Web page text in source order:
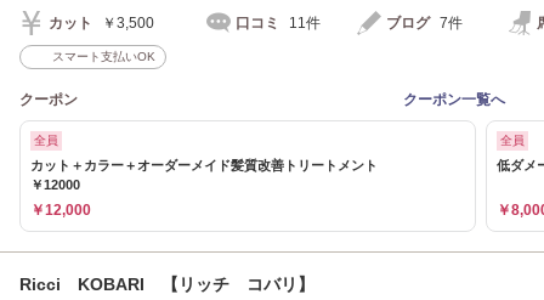
カット ￥3,500 口コミ 11件 ブログ 7件
スマート支払いOK
クーポン クーポン一覧へ
全員
カット＋カラー＋オーダーメイド髪質改善トリートメント
￥12000
￥12,000
全員
低ダメ
￥
Ricci KOBARI 【リッチ コバリ】